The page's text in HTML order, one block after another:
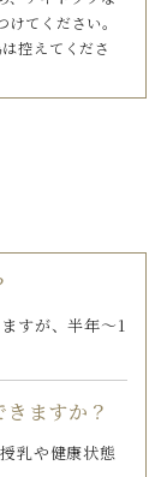
てください。
控えてくださ
すが、半年～1
ますか？
乳や健康状態